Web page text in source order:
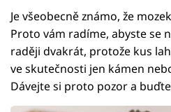
Je všeobecně známo, že
Proto vám radíme, abyste se
raději dvakrát, protože kus
ve skutečnosti jen kámen
Dávejte si proto pozor a